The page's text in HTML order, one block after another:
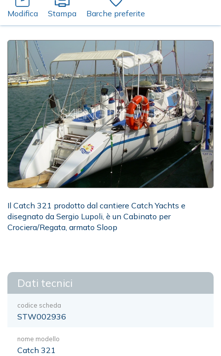
Modifica Stampa Barche preferite
Il Catch 321 prodotto dal cantiere Catch Yachts e
disegnato da Sergio Lupoli, è un Cabinato per
Crociera/Regata, armato Sloop
Dati tecnici
codice scheda
STW002936
nome modello
Catch 321